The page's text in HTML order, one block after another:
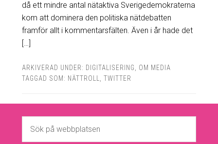
då ett mindre antal nätaktiva Sverigedemokraterna
kom att dominera den politiska nätdebatten
framför allt i kommentarsfälten. Även i år hade det
[…]
ARKIVERAD UNDER: DIGITALISERING
OM MEDIA
TAGGAD SOM: NÄTTROLL TWITTER